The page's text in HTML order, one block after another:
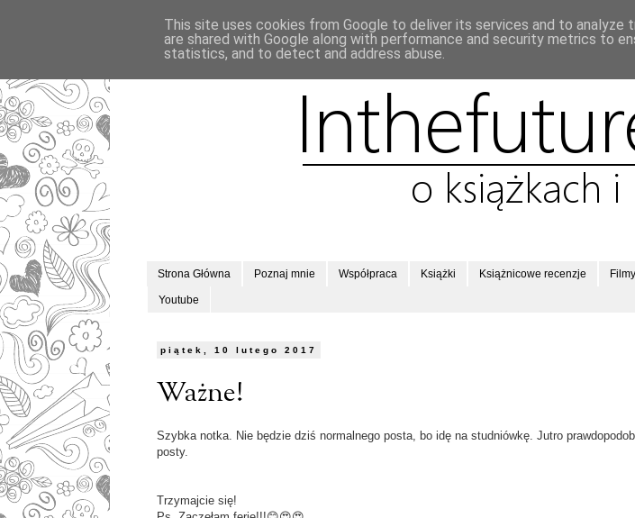
Strona Główna Poznaj mnie Współpraca Książki Książnicowe recenzje
Youtube
piątek, 10 lutego 2017
Ważne!
Szybka notka. Nie będzie dziś normalnego posta, bo idę na studniówkę. Jutro
posty.
Trzymajcie się!
This site uses cookies from Google to deliver its services and to analyze
are shared with Google along with performance and security metrics to
statistics, and to detect and address abuse.